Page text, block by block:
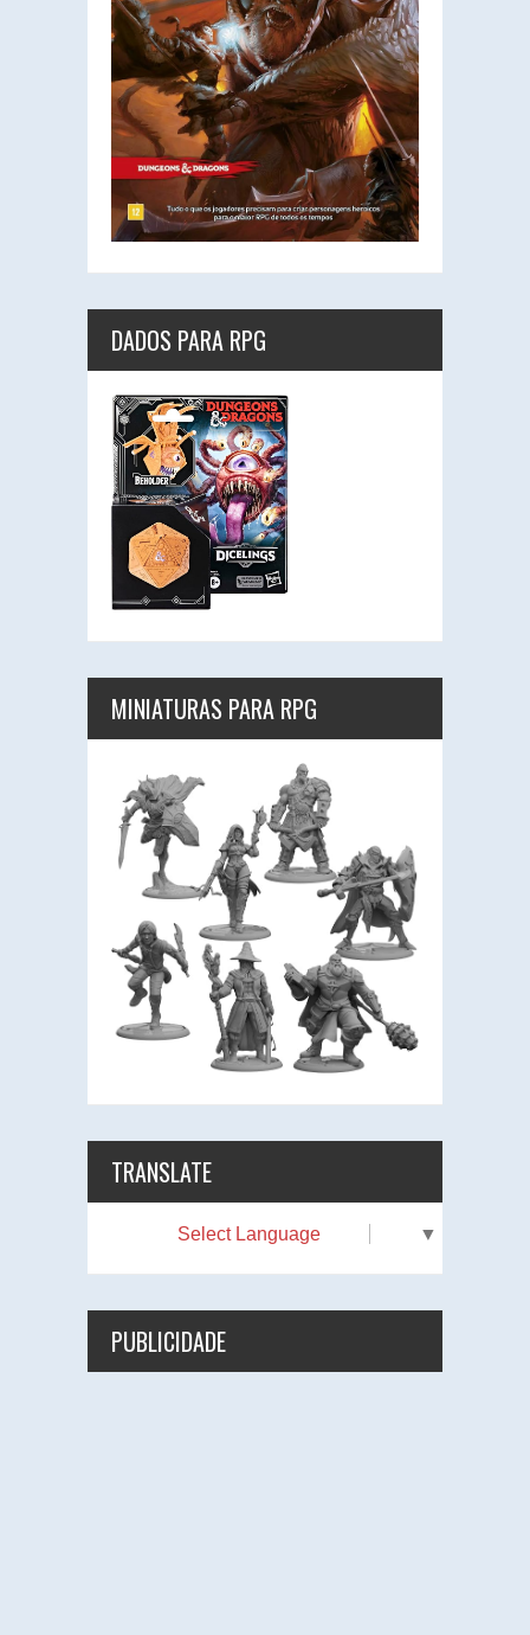
DADOS PARA RPG
MINIATURAS PARA RPG
TRANSLATE
Select Language ▼
PUBLICIDADE